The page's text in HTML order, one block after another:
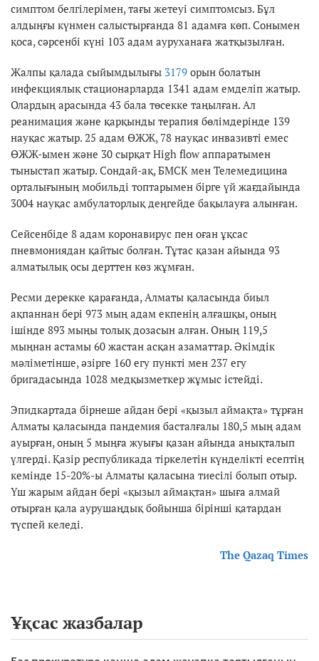
симптом белгілерімен, тағы жетеуі симптомсыз. Бұл
алдыңғы күнмен салыстырғанда 81 адамға көп. Сонымен
қоса, сәрсенбі күні 103 адам ауруханаға жатқызылған.
Жалпы қалада сыйымдылығы 3179 орын болатын
инфекциялық стационарларда 1341 адам емделіп жатыр.
Олардың арасында 43 бала төсекке таңылған. Ал
реанимация және қарқынды терапия бөлімдерінде 139
науқас жатыр. 25 адам ӨЖЖ, 78 науқас инвазивті емес
ӨЖЖ-ымен және 30 сырқат High flow аппаратымен
тыныстап жатыр. Сондай-ақ, БМСК мен Телемедицина
орталығының мобильді топтарымен бірге үй жағдайында
3004 науқас амбулаторлық деңгейде бақылауға алынған.
Сейсенбіде 8 адам коронавирус пен оған ұқсас
пневмониядан қайтыс болған. Тұтас қазан айында 93
алматылық осы дерттен көз жұмған.
Ресми дерекке қарағанда, Алматы қаласында биыл
ақпаннан бері 973 мың адам екпенің алғашқы, оның
ішінде 893 мыңы толық дозасын алған. Оның 119,5
мыңнан астамы 60 жастан асқан азаматтар. Әкімдік
мәліметінше, әзірге 160 егу пункті мен 237 егу
бригадасында 1028 медқызметкер жұмыс істейді.
Эпидкартада бірнеше айдан бері «қызыл аймақта» тұрған
Алматы қаласында пандемия басталғалы 180,5 мың адам
ауырған, оның 5 мыңға жуығы қазан айында анықталып
үлгерді. Қазір республикада тіркелетін күнделікті есептің
кемінде 15-20%-ы Алматы қаласына тиесілі болып отыр.
Үш жарым айдан бері «қызыл аймақтан» шыға алмай
отырған қала аурушаңдық бойынша бірінші қатардан
түспей келеді.
The Qazaq Times
Ұқсас жазбалар